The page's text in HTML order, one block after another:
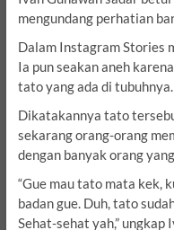
mengundang perhatian
Dalam Instagram Stories
Ia pun seakan aneh
tato yang ada di tubuhnya.
Dikatakannya tato
sekarang orang-orang
dengan banyak orang
“Gue mau tato mata kek,
badan gue. Duh, tato
Sehat-sehat yah,”